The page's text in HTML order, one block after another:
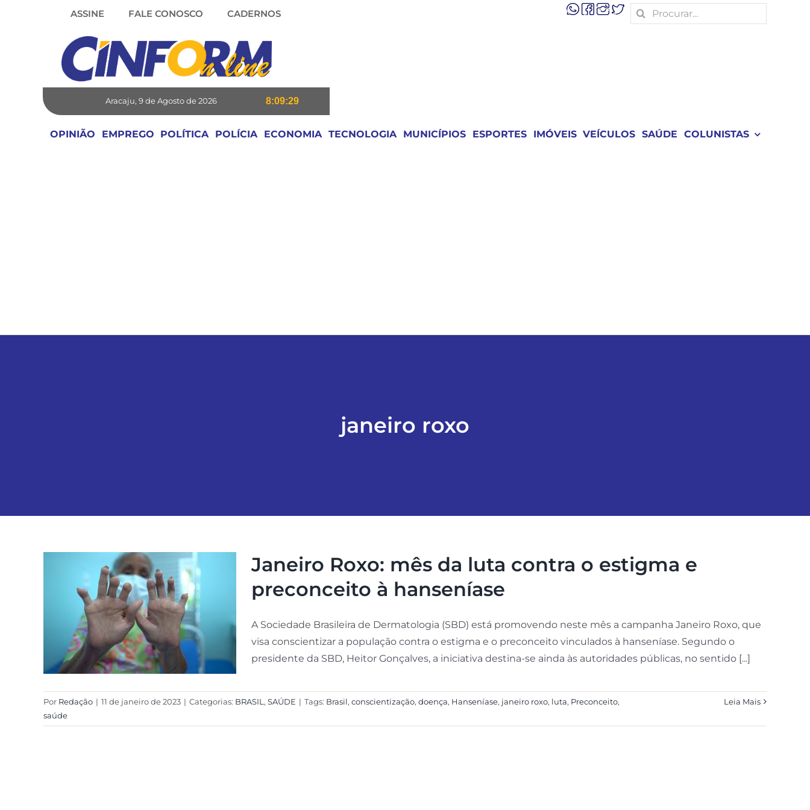
ASSINE FALE CONOSCO CADERNOS
Search
for:
Aracaju, 9 de Agosto de 2026 8:09:30
OPINIÃO EMPREGO POLÍTICA POLÍCIA ECONOMIA TECNOLOGIA MUNICÍPIOS ESPORTES IMÓVEIS VEÍCULOS SAÚDE COLUNISTAS
janeiro roxo
Janeiro Roxo: mês da luta contra o estigma e
preconceito à hanseníase
A Sociedade Brasileira de Dermatologia (SBD) está promovendo neste mês a campanha Janeiro Roxo, que
visa conscientizar a população contra o estigma e o preconceito vinculados à hanseníase. Segundo o
presidente da SBD, Heitor Gonçalves, a iniciativa destina-se ainda às autoridades públicas, no sentido [...]
Por Redação | 11 de janeiro de 2023 | Categorias: BRASIL , SAÚDE | Tags: Brasil, conscientização, doença, Hanseníase, janeiro roxo, luta, Preconceito,
saúde
Leia Mais